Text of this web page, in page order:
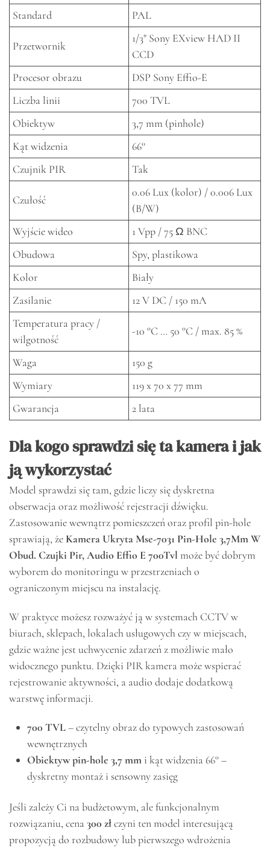
Standard
PAL
Przetwornik
1/3" Sony EXview HAD II
CCD
Procesor obrazu
DSP Sony Effio-E
Liczba linii
700 TVL
Obiektyw
3,7 mm (pinhole)
Kąt widzenia
66°
Czujnik PIR
Tak
Czułość
0.06 Lux (kolor) / 0.006 Lux
(B/W)
Wyjście wideo
1 Vpp / 75 Ω BNC
Obudowa
Spy, plastikowa
Kolor
Biały
Zasilanie
12 V DC / 150 mA
Temperatura pracy /
wilgotność
-10 °C … 50 °C / max. 85 %
Waga
150 g
Wymiary
119 x 70 x 77 mm
Gwarancja
2 lata
Dla kogo sprawdzi się ta kamera i jak
ją wykorzystać
Model sprawdzi się tam, gdzie liczy się dyskretna
obserwacja oraz możliwość rejestracji dźwięku.
Zastosowanie wewnątrz pomieszczeń oraz profil pin-hole
sprawiają, że Kamera Ukryta Mse-7031 Pin-Hole 3,7Mm W
Obud. Czujki Pir, Audio Effio E 700Tvl może być dobrym
wyborem do monitoringu w przestrzeniach o
ograniczonym miejscu na instalację.
W praktyce możesz rozważyć ją w systemach CCTV w
biurach, sklepach, lokalach usługowych czy w miejscach,
gdzie ważne jest uchwycenie zdarzeń z możliwie mało
widocznego punktu. Dzięki PIR kamera może wspierać
rejestrowanie aktywności, a audio dodaje dodatkową
warstwę informacji.
700 TVL– czytelny obraz do typowych zastosowań
wewnętrznych
Obiektyw pin-hole 3,7 mm i kąt widzenia 66° –
dyskretny montaż i sensowny zasięg
Jeśli zależy Ci na budżetowym, ale funkcjonalnym
rozwiązaniu, cena300 złczyni ten model interesującą
propozycją do rozbudowy lub pierwszego wdrożenia